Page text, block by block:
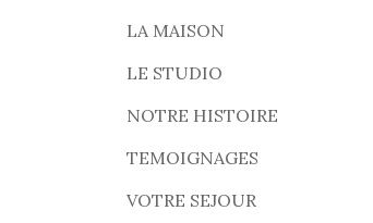
LA MAISON
LE STUDIO
NOTRE HISTOIRE
TEMOIGNAGES
VOTRE SEJOUR